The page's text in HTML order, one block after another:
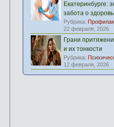
Екатеринбурге:
забота о
Рубрика:
22 февраля, 2026
Грани
и их тонкости
Рубрика:
12 февраля, 2026